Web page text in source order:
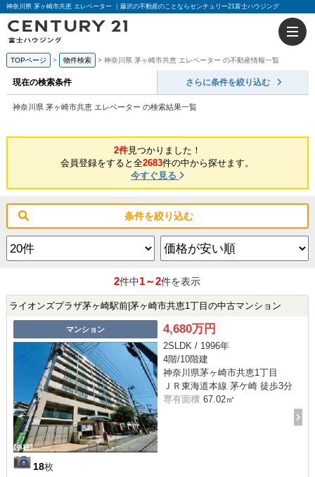
神奈川県 茅ヶ崎市共恵 エレベーター ｜藤沢の不動産のことならセンチュリー21富士ハウジング
TOPページ 物件検索 神奈川県 茅ヶ崎市共恵 エレベーター の不動産情報一覧
現在の検索条件 さらに条件を絞り込む
神奈川県 茅ヶ崎市共恵 エレベーター の検索結果一覧
2件見つかりました！
会員登録をすると全2683件の中から探せます。
今すぐ見る
条件を絞り込む
2件中1～2件を表示
ライオンズプラザ茅ヶ崎駅前|茅ヶ崎市共恵1丁目の中古マンション
マンション
18枚
4,680万円
2SLDK / 1996年
4階/10階建
神奈川県茅ヶ崎市共恵1丁目
ＪＲ東海道本線 茅ケ崎 徒歩3分
専有面積 67.02㎡